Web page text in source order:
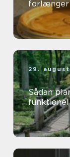
forlænger
29.
Sådan
funktionel